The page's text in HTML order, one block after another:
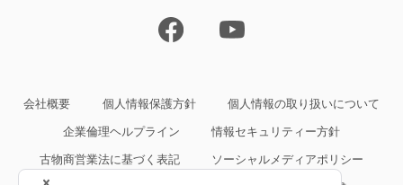
会社概要 個人情報保護方針 個人情報の取り扱いについて
企業倫理ヘルプライン 情報セキュリティー方針
古物商営業法に基づく表記 ソーシャルメディアポリシー